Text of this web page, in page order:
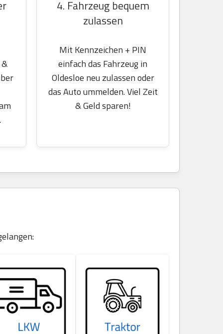
4. Fahrzeug bequem
zulassen
Mit Kennzeichen + PIN
einfach das Fahrzeug in
Oldesloe neu zulassen oder
das Auto ummelden. Viel Zeit
& Geld sparen!